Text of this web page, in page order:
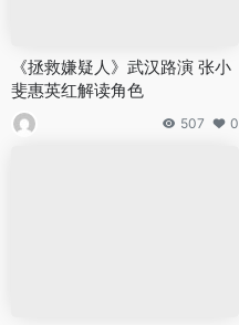
《拯救嫌疑人》武汉路演 张小
斐惠英红解读角色
507 0